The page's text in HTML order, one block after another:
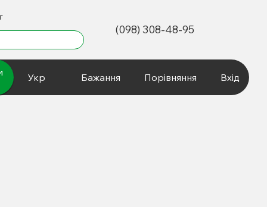
(098) 308-48-95
Укр Бажання Порівняння Вхід